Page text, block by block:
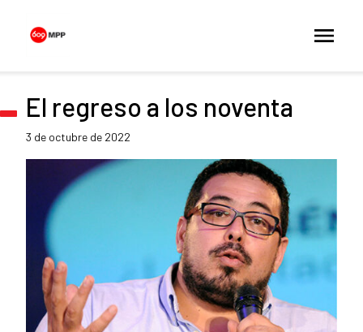
El regreso a los noventa
3 de octubre de 2022